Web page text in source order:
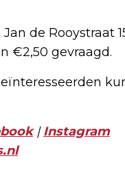
de Rooystraat
€2,50 gevraagd.
|Instagram